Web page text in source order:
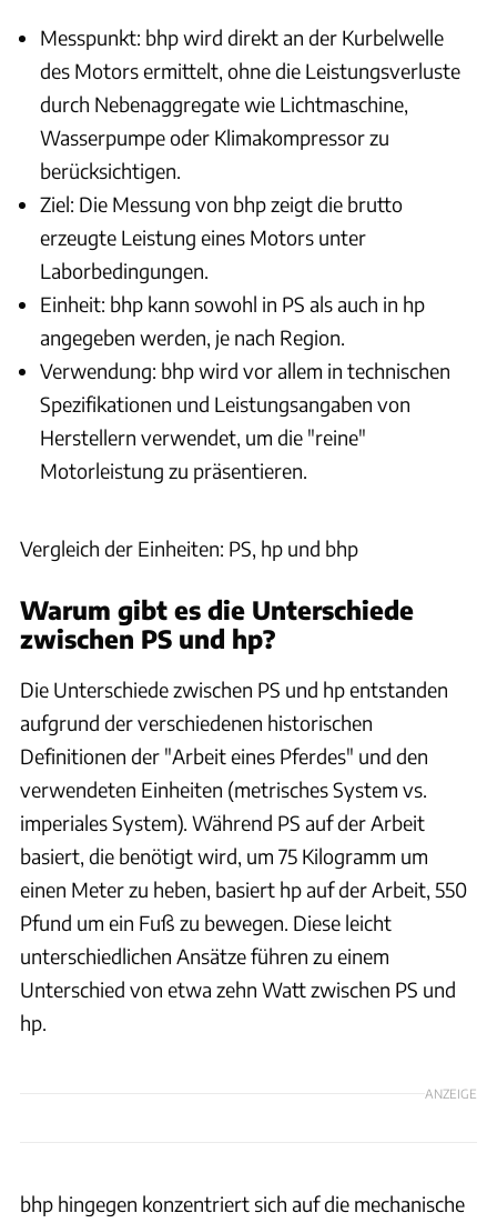
Messpunkt: bhp wird direkt an der Kurbelwelle
des Motors ermittelt, ohne die Leistungsverluste
durch Nebenaggregate wie Lichtmaschine,
Wasserpumpe oder Klimakompressor zu
berücksichtigen.
Ziel: Die Messung von bhp zeigt die brutto
erzeugte Leistung eines Motors unter
Laborbedingungen.
Einheit: bhp kann sowohl in PS als auch in hp
angegeben werden, je nach Region.
Verwendung: bhp wird vor allem in technischen
Spezifikationen und Leistungsangaben von
Herstellern verwendet, um die "reine"
Motorleistung zu präsentieren.
Vergleich der Einheiten: PS, hp und bhp
Warum gibt es die Unterschiede
zwischen PS und hp?
Die Unterschiede zwischen PS und hp entstanden
aufgrund der verschiedenen historischen
Definitionen der "Arbeit eines Pferdes" und den
verwendeten Einheiten (metrisches System vs.
imperiales System). Während PS auf der Arbeit
basiert, die benötigt wird, um 75 Kilogramm um
einen Meter zu heben, basiert hp auf der Arbeit, 550
Pfund um ein Fuß zu bewegen. Diese leicht
unterschiedlichen Ansätze führen zu einem
Unterschied von etwa zehn Watt zwischen PS und
hp.
ANZEIGE
bhp hingegen konzentriert sich auf die mechanische